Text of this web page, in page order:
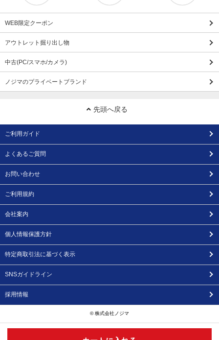
WEB限定クーポン
アウトレット掘り出し物
中古(PC/スマホ/カメラ)
ノジマのプライベートブランド
先頭へ戻る
ご利用ガイド
よくあるご質問
お問い合わせ
ご利用規約
会社案内
個人情報保護方針
特定商取引法に基づく表示
SNSガイドライン
採用情報
© 株式会社ノジマ